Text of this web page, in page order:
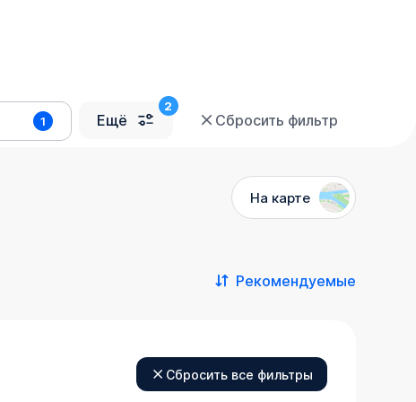
1 Ещё Сбросить фильтр
На карте
Рекомендуемые
Сбросить все фильтры